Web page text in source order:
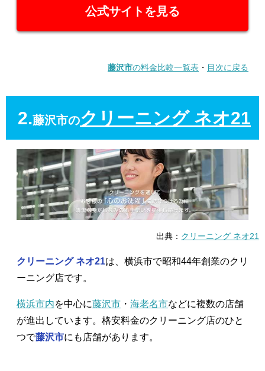
公式サイトを見る
藤沢市の料金比較一覧表 ・ 目次に戻る
2.藤沢市のクリーニング ネオ21
出典： クリーニング ネオ21
クリーニング ネオ21は、横浜市で昭和44年創業のクリ
ーニング店です。
横浜市内を中心に藤沢市 ・ 海老名市などに複数の店舗
が進出しています。格安料金のクリーニング店のひと
つで藤沢市にも店舗があります。